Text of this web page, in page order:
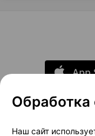
О
Наш сайт